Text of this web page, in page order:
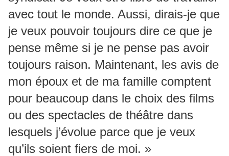
avec tout le monde. Aussi, dirais-je que
je veux pouvoir toujours dire ce que je
pense même si je ne pense pas avoir
toujours raison. Maintenant, les avis de
mon époux et de ma famille comptent
pour beaucoup dans le choix des films
ou des spectacles de théâtre dans
lesquels j’évolue parce que je veux
qu’ils soient fiers de moi. »